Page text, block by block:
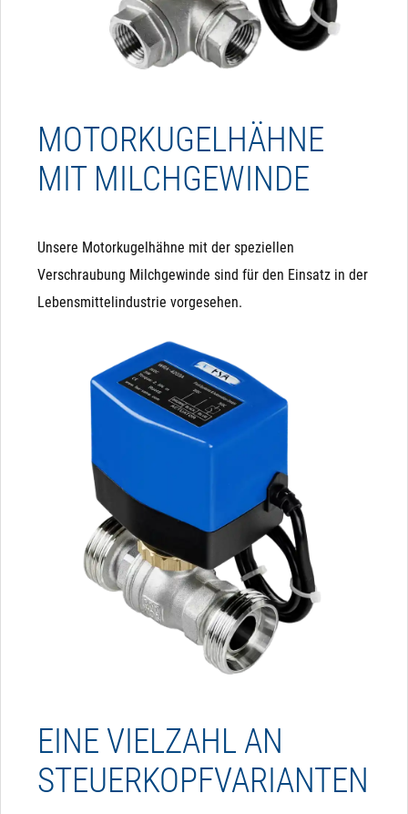
MOTORKUGELHÄHNE
MIT MILCHGEWINDE
Unsere Motorkugelhähne mit der speziellen
Verschraubung Milchgewinde sind für den Einsatz in der
Lebensmittelindustrie vorgesehen.
EINE VIELZAHL AN
STEUERKOPFVARIANTEN